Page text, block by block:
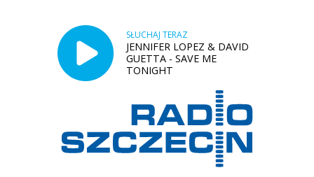
SŁUCHAJ TERAZ
JENNIFER LOPEZ & DAVID
GUETTA - SAVE ME
TONIGHT